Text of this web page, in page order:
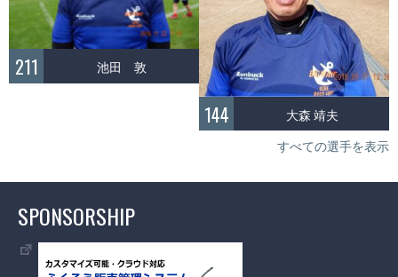
211 池田 敦
144 大森 靖夫
すべての選手を表示
SPONSORSHIP